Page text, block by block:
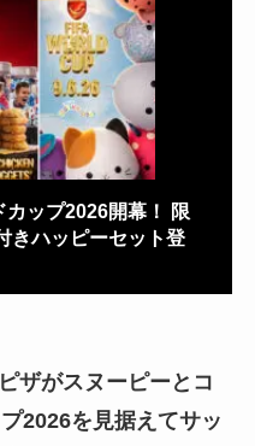
ップ2026開幕！ 限
きハッピーセット登
ザがスヌーピーとコ
2026を見据えてサッ